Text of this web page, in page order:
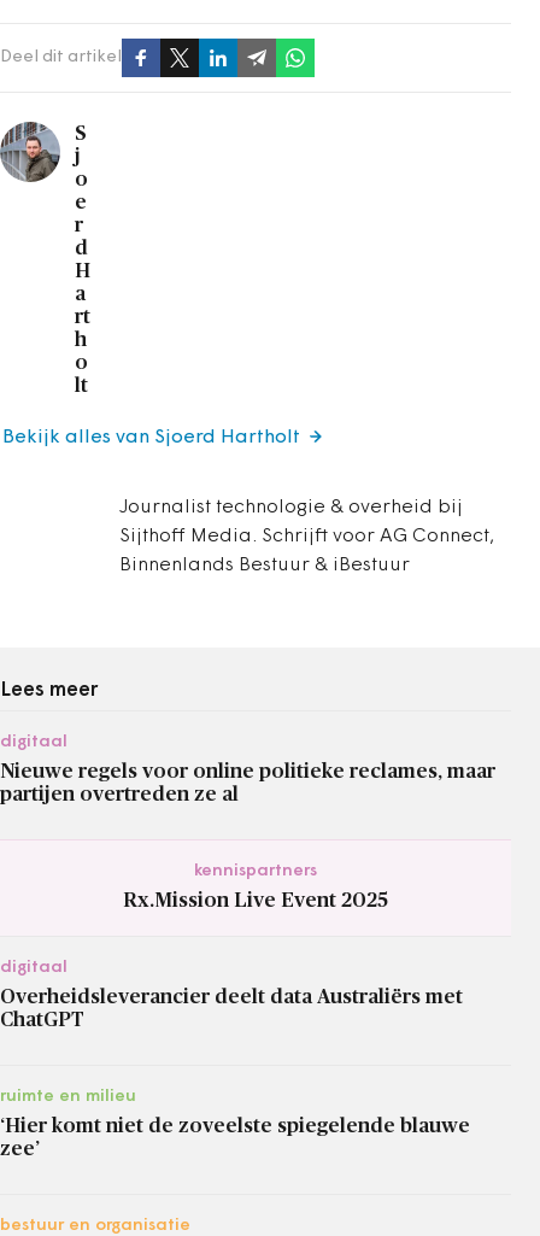
Deel dit artikel
S
j
o
e
r
d
H
a
rt
h
o
lt
Journalist technologie & overheid bij
Sijthoff Media. Schrijft voor AG Connect,
Binnenlands Bestuur & iBestuur
Bekijk alles van Sjoerd Hartholt
Lees meer
digitaal
Nieuwe regels voor online politieke reclames, maar
partijen overtreden ze al
kennispartners
Rx.Mission Live Event 2025
digitaal
Overheidsleverancier deelt data Australiërs met
ChatGPT
ruimte en milieu
‘Hier komt niet de zoveelste spiegelende blauwe
zee’
bestuur en organisatie